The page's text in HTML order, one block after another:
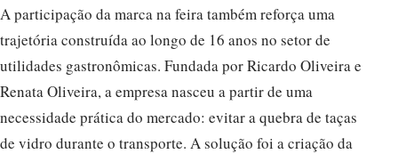
A participação da marca na feira também reforça uma
trajetória construída ao longo de 16 anos no setor de
utilidades gastronômicas. Fundada por Ricardo Oliveira e
Renata Oliveira, a empresa nasceu a partir de uma
necessidade prática do mercado: evitar a quebra de taças
de vidro durante o transporte. A solução foi a criação da